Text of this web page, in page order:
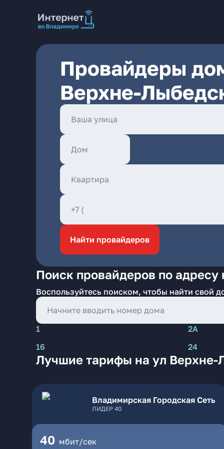
Провайдеры
Верхне-
Найти провайдеров
Поиск провайдеров по
Воспользуйтесь поиском, чтобы найти свой
1
2А
16
24
Лучшие тарифы на ул Верхне-
Владимирская Городская Сеть
ЛИДЕР 40
40 мбит/сек